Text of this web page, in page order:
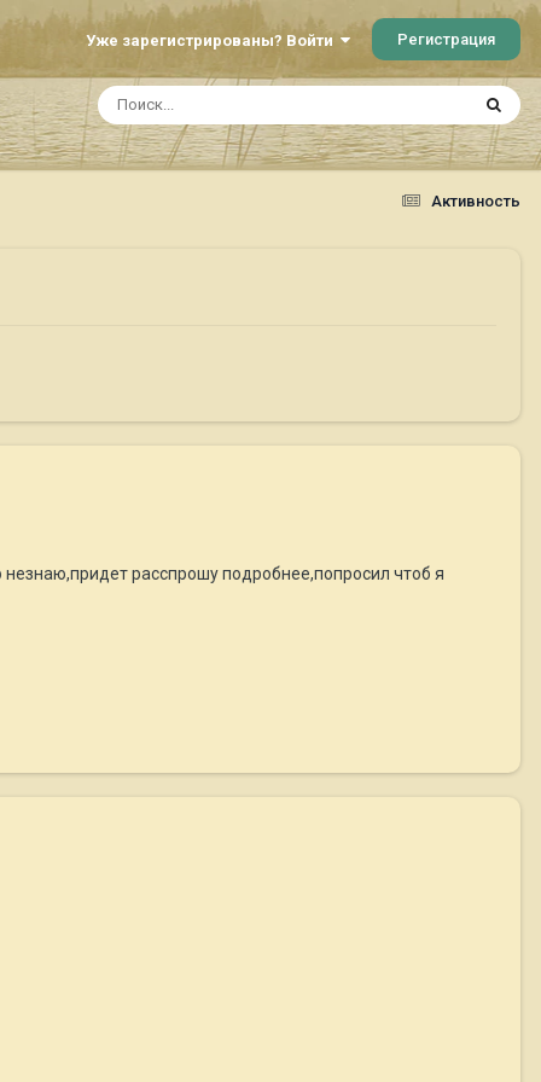
Уже зарегистрированы? Войти Регистрация
Активность
расспрошу подробнее,попросил чтоб я